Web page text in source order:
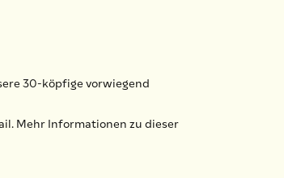
30-köpfige vorwiegend
Mehr Informationen zu dieser